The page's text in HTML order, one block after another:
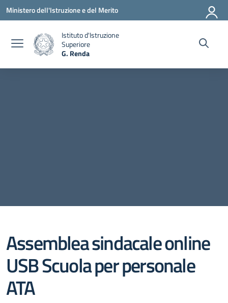
Vai ai contenuti
Vai al menu di navigazione
Vai al footer
Ministero dell'Istruzione e del Merito
Istituto d'Istruzione
Superiore
G. Renda
Assemblea sindacale online
USB Scuola per personale
ATA